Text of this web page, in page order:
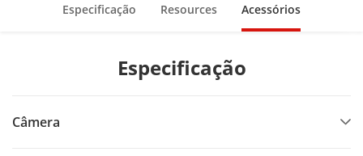
Especificação Resources Acessórios
Especificação
Câmera